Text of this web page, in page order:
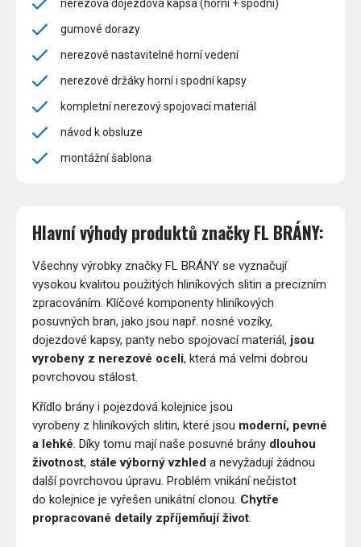
nerezová dojezdová kapsa (horní + spodní)
gumové dorazy
nerezové nastavitelné horní vedení
nerezové držáky horní i spodní kapsy
kompletní nerezový spojovací materiál
návod k obsluze
montážní šablona
Hlavní výhody produktů značky FL BRÁNY:
Všechny výrobky značky FL BRÁNY se vyznačují
vysokou kvalitou použitých hliníkových slitin a precizním
zpracováním. Klíčové komponenty hliníkových
posuvných bran, jako jsou např. nosné vozíky,
dojezdové kapsy, panty nebo spojovací materiál, jsou
vyrobeny z nerezové oceli, která má velmi dobrou
povrchovou stálost.
Křídlo brány i pojezdová kolejnice jsou
vyrobeny z hliníkových slitin, které jsou moderní, pevné
a lehké. Díky tomu mají naše posuvné brány dlouhou
životnost, stále výborný vzhled a nevyžadují žádnou
další povrchovou úpravu. Problém vnikání nečistot
do kolejnice je vyřešen unikátní clonou. Chytře
propracované detaily zpříjemňují život.